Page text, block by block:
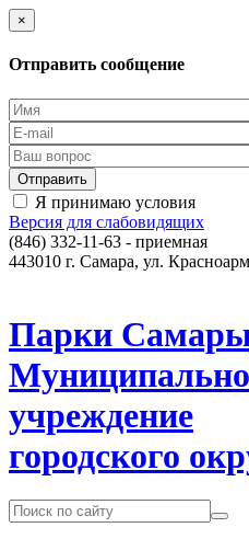
×
Отправить сообщение
Я принимаю условия
Версия для слабовидящих
(846) 332-11-63 - приемная
443010 г. Самара, ул.
Парки
учреждение
городского